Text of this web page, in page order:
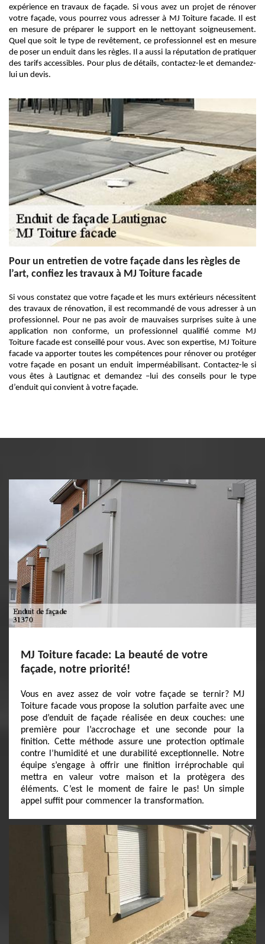
expérience en travaux de façade. Si vous avez un projet de rénover
votre façade, vous pourrez vous adresser à MJ Toiture facade. Il est
en mesure de préparer le support en le nettoyant soigneusement.
Quel que soit le type de revêtement, ce professionnel est en mesure
de poser un enduit dans les règles. Il a aussi la réputation de pratiquer
des tarifs accessibles. Pour plus de détails, contactez-le et demandez-
lui un devis.
Pour un entretien de votre façade dans les règles de
l’art, confiez les travaux à MJ Toiture facade
Si vous constatez que votre façade et les murs extérieurs nécessitent
des travaux de rénovation, il est recommandé de vous adresser à un
professionnel. Pour ne pas avoir de mauvaises surprises suite à une
application non conforme, un professionnel qualifié comme MJ
Toiture facade est conseillé pour vous. Avec son expertise, MJ Toiture
facade va apporter toutes les compétences pour rénover ou protéger
votre façade en posant un enduit imperméabilisant. Contactez-le si
vous êtes à Lautignac et demandez –lui des conseils pour le type
d’enduit qui convient à votre façade.
MJ Toiture facade: La beauté de votre
façade, notre priorité!
Vous en avez assez de voir votre façade se ternir? MJ
Toiture facade vous propose la solution parfaite avec une
pose d’enduit de façade réalisée en deux couches: une
première pour l’accrochage et une seconde pour la
finition. Cette méthode assure une protection optimale
contre l’humidité et une durabilité exceptionnelle. Notre
équipe s’engage à offrir une finition irréprochable qui
mettra en valeur votre maison et la protègera des
éléments. C’est le moment de faire le pas! Un simple
appel suffit pour commencer la transformation.